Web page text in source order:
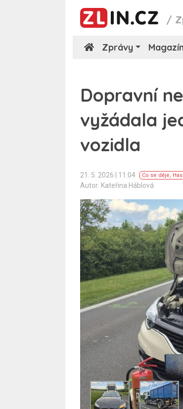
/
Zprávy
Dopravní
vyžádala
vozidla
21. 5. 2026 | 11:04 Co se děje,
Autor: Kateřina Háblová